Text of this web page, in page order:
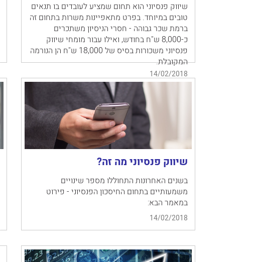
שיווק פנסיוני הוא תחום שמציע לעובדים בו תנאים
טובים במיוחד. בפרט מתאפיינות משרות בתחום זה
ברמת שכר גבוהה - חסרי הניסיון משתכרים
כ-8,000 ש"ח בחודש, ואילו עבור מומחי שיווק
פנסיוני משכורות בסיס של 18,000 ש"ח הן הנורמה
המקובלת.
14/02/2018
שיווק פנסיוני מה זה?
בשנים האחרונות התחוללו מספר שינויים
משמעותיים בתחום החיסכון הפנסיוני - פירוט
במאמר הבא:
14/02/2018